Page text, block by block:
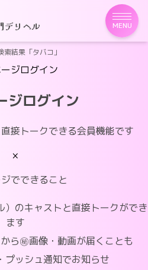
デリヘル
MENU
索結果「タバコ」
ジログイン
ジログイン
接トークできる会員機能です
×
でできること
）のキャストと直接トークができ
ます
ら㊙画像・動画が届くことも
プッシュ通知でお知らせ